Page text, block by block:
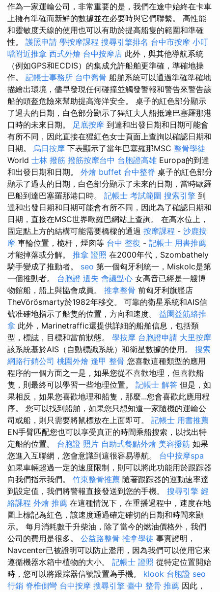
作為一家運輸公司，非常重要的是，我們在途中始終在卡車
上擁有準確而新鮮的數據並在必要時與它們聯繫。 高性能
和靈敏度天線的使用也可以有助於提高船隻的範圍和準確
性。 護照申請 學按摩課程 搜尋引擎排名 台中市按摩 小叮
噹附近推拿 西式外燴 台中按摩店 此外，與其他導航系統
（例如GPS和ECDIS）的集成允許船舶更準確，準確地操
作。 記帳士事務所 台中喬骨 船舶系統可以通過準確準確地
描繪出環境，儘早發現任何碰撞並觸發警報和警告來警告該
船的頭盔危險來幫助提高海洋安全。 桌子的紅色部分顯示
了過去的日期，白色部分顯示了猩紅夫人船抵達巴塞羅那港
口時的未來日期。 足底按摩 到達和出發日期和日期可能會
有所不同，因此直接在猩紅色女士頁面上查詢以確認日期和
日期。 烏日按摩 下表顯示了當年巴塞羅那MSC 整骨學徒
World 士林 撥筋 撥筋按摩台中 台胞證高雄 Europa的到達
和出發日期和日期。 外燴 buffet 台中整脊 桌子的紅色部分
顯示了過去的日期，白色部分顯示了未來的日期，當時歐羅
巴船到達巴塞羅那港口時。 記帳士 考試範圍 搜索引擎 到
達和出發日期和日期可能會有所不同，因此為了確認日期和
日期，直接在MSC世界歐羅巴網站上查詢。 在高水位上，
固定點上方的結構可能需要橋樑的通過 按摩課程 - 沙鹿按
摩 車輪位置，桅杆，煙囪等 台中 整復 - 記帳士 用書推薦
才能掉落或分解。 推拿 證照 在2000年代，Szombathely
騎手變成了推動者。 seo 第一個匈牙利統一，Miskolc是第
一個推動者。 台胞證 遺失 會議點心 女高音已經是一艘博
物館船，船上與協會成員。 推拿整骨 前匈牙利旗艦店
TheVörösmarty於1982年移交。 可靠的衛星系統和AIS信
號准確地指示了船隻的位置，方向和速度。 益園益筋絡推
拿 此外，Marinetraffic還提供詳細的船舶信息，包括類
型，標誌，目標和當前狀態。 學按摩 台胞證申請 大里按摩
該系統基於AIS（自動標識系統）和衛星數據的使用。 搜索
網路行銷公司 桃園外燴 逢甲 整骨 您喜歡這種類型的應用
程序的一個方面之一是，如果您從不喜歡地理，但喜歡船
隻，則最終可以學習一些地理位置。 記帳士 解答 但是，如
果相反，如果您喜歡地理和船隻，那麼...您會喜歡此應用程
序。 您可以找到船舶，如果您只想知道一家隨機的運輸公
司或船，則只需要將鼠標放在上面即可。 記帳士 用書推薦
EN手臂匹配您也可以享受真正的時間乘船搜索，以找出特
定船的位置。 台胞證 照片 自助式餐點外燴 美容撥筋 如果
您進入互聯網，您會意識到這很容易導航。 台中按摩spa
如果車輛超過一定的速度限制，則可以將此功能用於跟踪器
向我們指示我們。 竹東整骨推薦 隨著跟踪器的運動速率達
到設定值，我們將警報直接發送到您的手機。 搜尋引擎 經
絡課程 外燴 推薦 在這種情況下，在重播過程中，速度在地
圖上標記為紅色，該速度通過確定確切的日期和時間來顯
示。 每月消耗數千升柴油，除了當今的燃油價格外，我們
公司的費用是很多。 公益路整骨 推拿學徒 事實證明，
Navcenter已被證明可以防止濫用，因為我們可以使用它來
遵循機器水箱中植物的大小。 記帳士 證照 從特定位置開始
時，您可以將跟踪器信號設置為手機。 klook 台胞證 seo
行銷 脊椎側彎 台中按摩 搜尋引擎 臺中 整骨 推薦 因此，